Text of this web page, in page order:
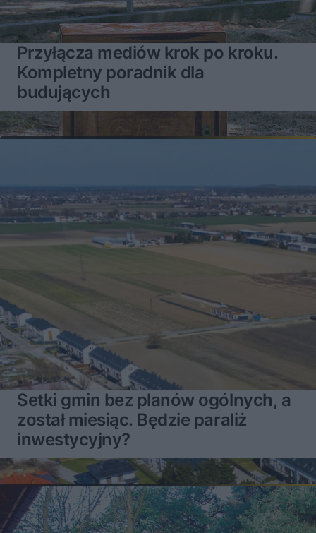
Przyłącza mediów krok po kroku.
Kompletny poradnik dla
budujących
Setki gmin bez planów ogólnych, a
został miesiąc. Będzie paraliż
inwestycyjny?